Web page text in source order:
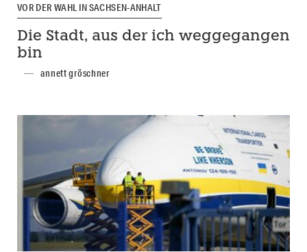
VOR DER WAHL IN SACHSEN-ANHALT
Die Stadt, aus der ich weggegangen
bin
annett gröschner